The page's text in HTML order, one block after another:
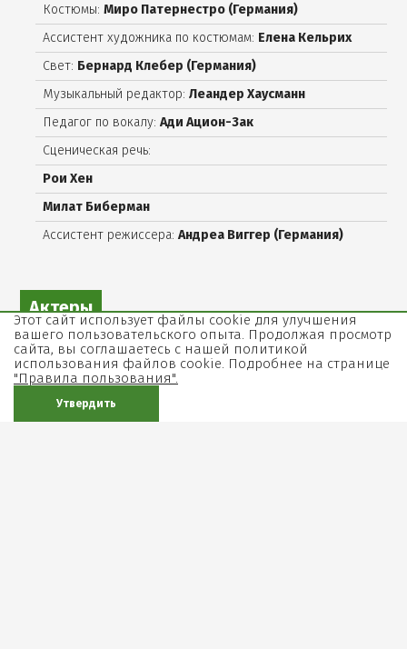
Костюмы:Миро Патернестро (Германия)
Ассистент художника по костюмам: Елена Кельрих
Свет: Бернард Клебер (Германия)
Музыкальный редактор:Леандер Хаусманн
Педагог по вокалу:Ади Ацион-Зак
Сценическая речь:
Рои Хен
Милат Биберман
Ассистент режиссера:Андреа Виггер (Германия)
Актеры
Фон Вальтер:Леонид Каневский
Фердинанд: Цак Беркман
Фон Кальб:
Леди Мильфорд:Евгения Додина
Этот сайт использует файлы cookie для улучшения
вашего пользовательского опыта. Продолжая просмотр
сайта, вы соглашаетесь с нашей политикой
использования файлов cookie. Подробнее на странице
"Правила пользования".
Утвердить